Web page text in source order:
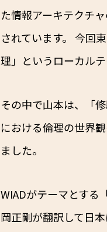
た情報アーキテクチ
されています。 今回
理」というローカル
その中で山本は、「
における倫理の世界
ました。
WIADがテーマとする
岡正剛が翻訳して日